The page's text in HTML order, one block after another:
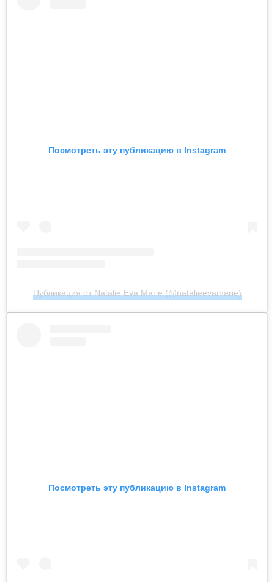
Посмотреть эту публикацию в Instagram
Публикация от Natalie Eva Marie (@natalieevamarie)
Посмотреть эту публикацию в Instagram